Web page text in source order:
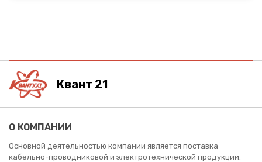
Квант 21
О КОМПАНИИ
Основной деятельностью компании является поставка
кабельно-проводниковой и электротехнической продукции.